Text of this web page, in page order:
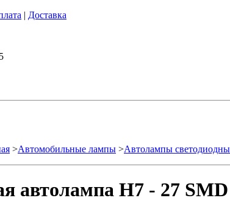
| Доставка
>Автомобильные лампы >Автолампы
автолампа H7 - 27